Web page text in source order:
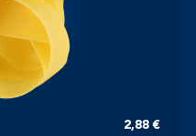
2,88 €